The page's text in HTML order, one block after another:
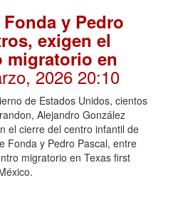
y Pedro
exigen el
migratorio en
2026 20:10
de Estados Unidos, cientos
Alejandro González
el cierre del centro infantil de
Fonda y Pedro Pascal, entre
migratorio en Texas first